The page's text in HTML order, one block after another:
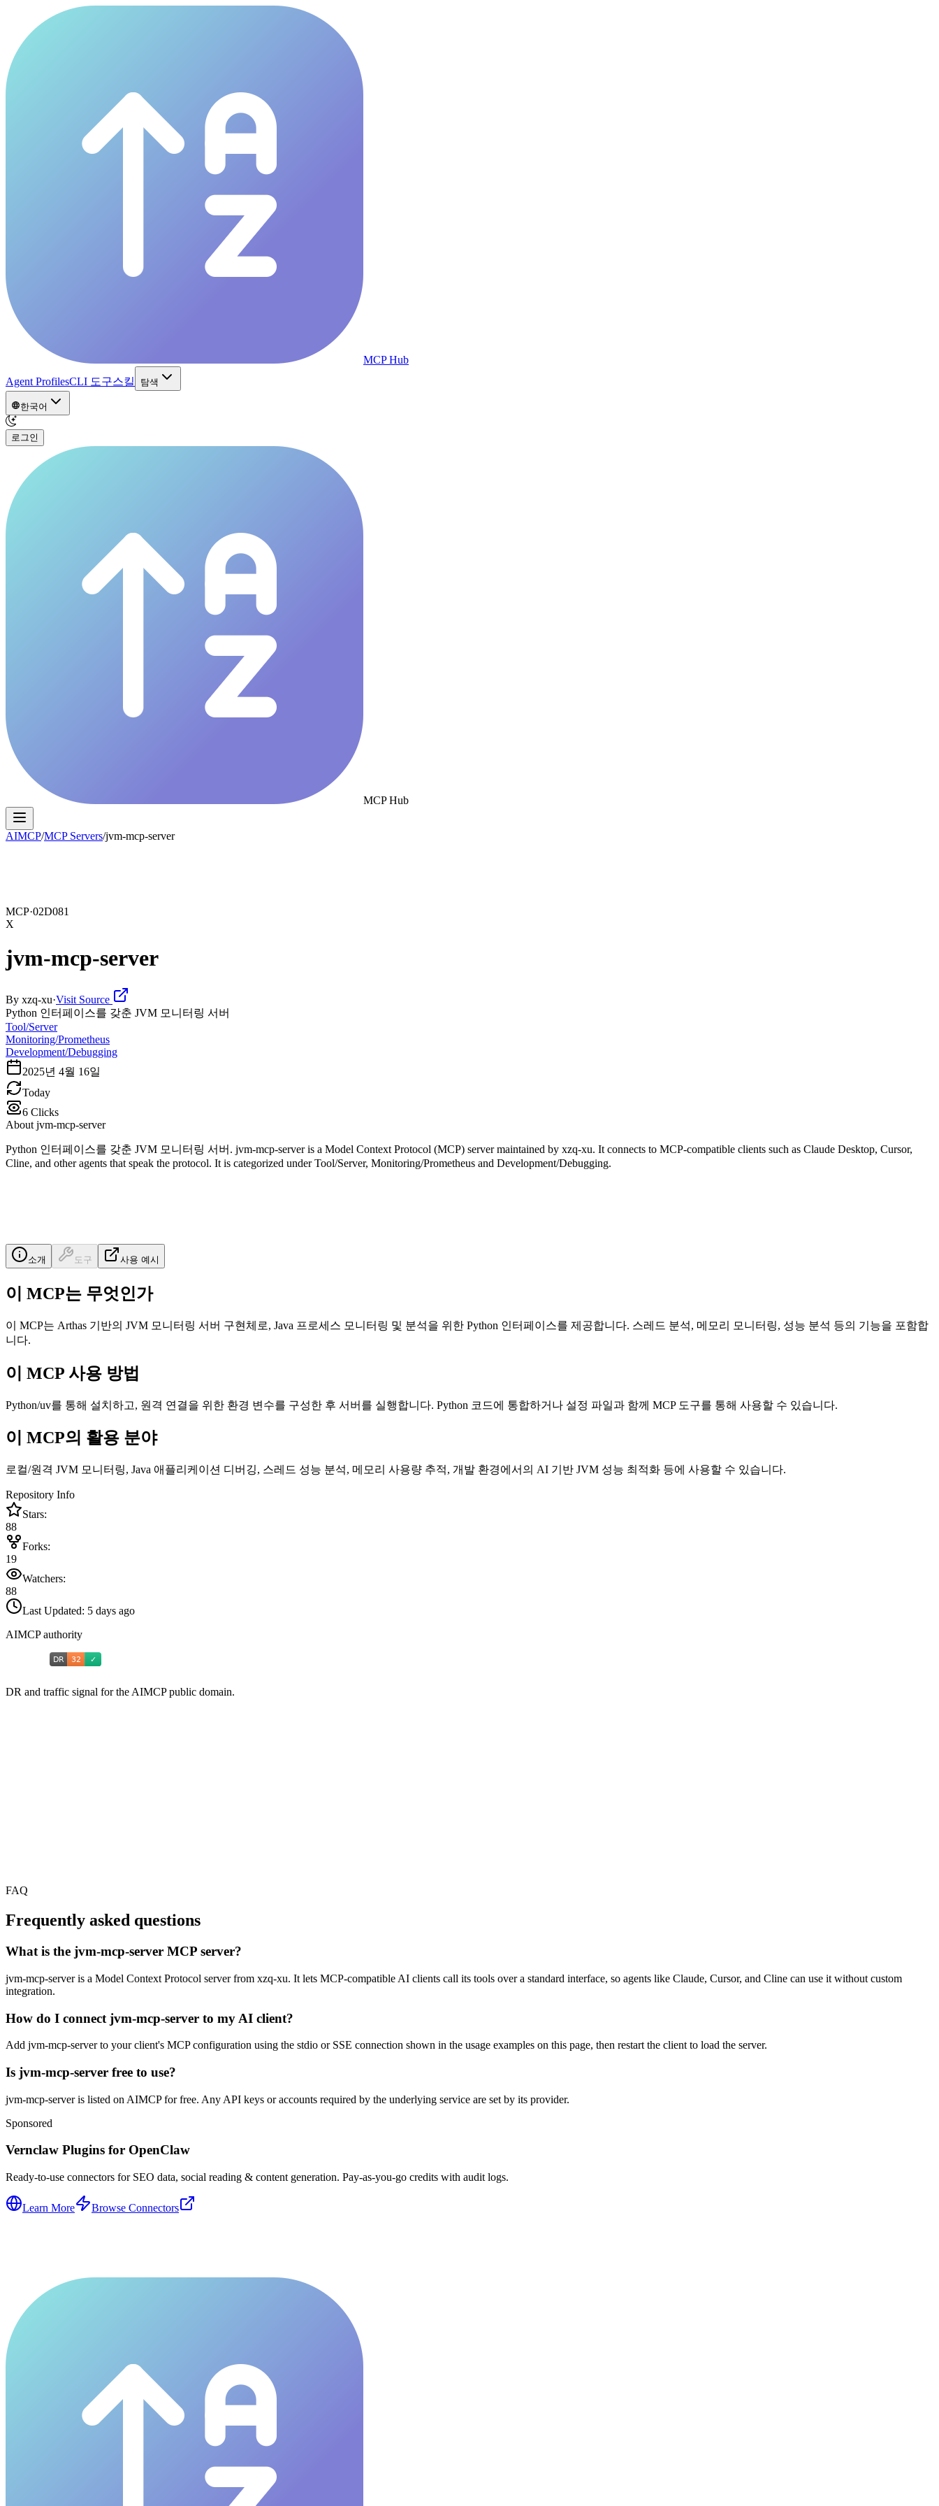
MCP Hub
Agent ProfilesCLI 도구스킬 탐색
한국어
로그인
MCP Hub
AIMCP/MCP Servers/jvm-mcp-server
MCP·02D081
X
jvm-mcp-server
By xzq-xu·Visit Source
Python 인터페이스를 갖춘 JVM 모니터링 서버
Tool/Server
Monitoring/Prometheus
Development/Debugging
2025년 4월 16일
Today
6 Clicks
About jvm-mcp-server
Python 인터페이스를 갖춘 JVM 모니터링 서버. jvm-mcp-server is a Model Context Protocol (MCP) server maintained by xzq-xu. It connects to MCP-compatible clients such as Claude Desktop, Cursor,
Cline, and other agents that speak the protocol. It is categorized under Tool/Server, Monitoring/Prometheus and Development/Debugging.
소개 도구 사용 예시
이 MCP는 무엇인가
이 MCP는 Arthas 기반의 JVM 모니터링 서버 구현체로, Java 프로세스 모니터링 및 분석을 위한 Python 인터페이스를 제공합니다. 스레드 분석, 메모리 모니터링, 성능 분석 등의 기능을 포함합
니다.
이 MCP 사용 방법
Python/uv를 통해 설치하고, 원격 연결을 위한 환경 변수를 구성한 후 서버를 실행합니다. Python 코드에 통합하거나 설정 파일과 함께 MCP 도구를 통해 사용할 수 있습니다.
이 MCP의 활용 분야
로컬/원격 JVM 모니터링, Java 애플리케이션 디버깅, 스레드 성능 분석, 메모리 사용량 추적, 개발 환경에서의 AI 기반 JVM 성능 최적화 등에 사용할 수 있습니다.
Repository Info
Stars:
88
Forks:
19
Watchers:
88
Last Updated: 5 days ago
AIMCP authority
DR and traffic signal for the AIMCP public domain.
FAQ
Frequently asked questions
What is the jvm-mcp-server MCP server?
jvm-mcp-server is a Model Context Protocol server from xzq-xu. It lets MCP-compatible AI clients call its tools over a standard interface, so agents like Claude, Cursor, and Cline can use it without custom
integration.
How do I connect jvm-mcp-server to my AI client?
Add jvm-mcp-server to your client's MCP configuration using the stdio or SSE connection shown in the usage examples on this page, then restart the client to load the server.
Is jvm-mcp-server free to use?
jvm-mcp-server is listed on AIMCP for free. Any API keys or accounts required by the underlying service are set by its provider.
Sponsored
Vernclaw Plugins for OpenClaw
Ready-to-use connectors for SEO data, social reading & content generation. Pay-as-you-go credits with audit logs.
Learn More Browse Connectors